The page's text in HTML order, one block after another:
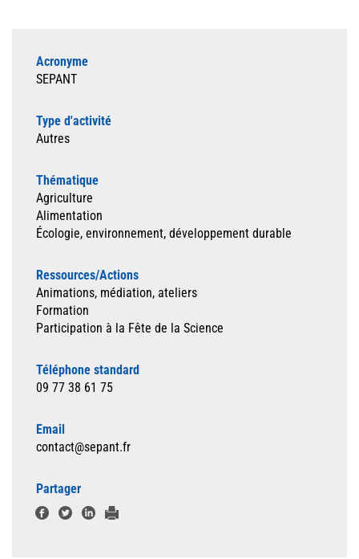
Acronyme
SEPANT
Type d'activité
Autres
Thématique
Agriculture
Alimentation
Écologie, environnement, développement durable
Ressources/Actions
Animations, médiation, ateliers
Formation
Participation à la Fête de la Science
Téléphone standard
09 77 38 61 75
Email
contact@sepant.fr
Partager